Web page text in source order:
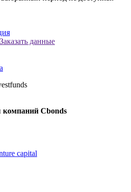
данные
компаний Cbonds
capital